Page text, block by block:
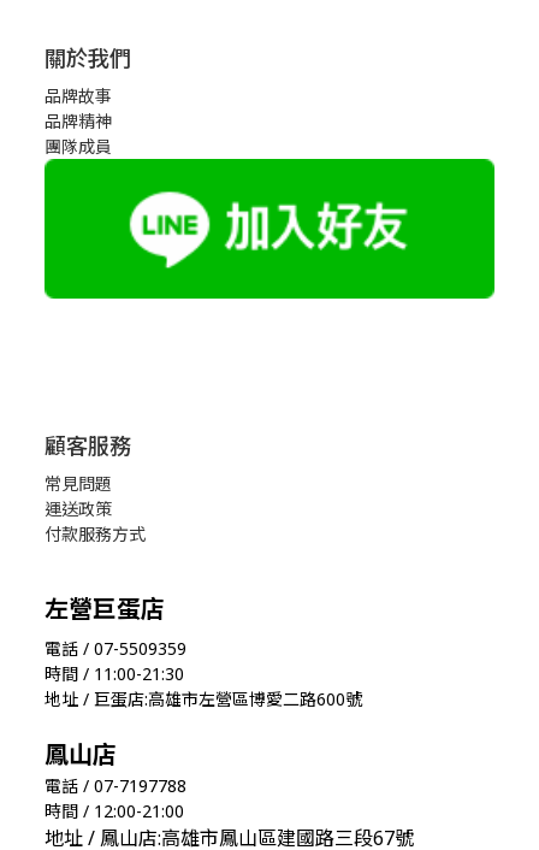
關於我們
品牌故事
品牌精神
團隊成員
顧客服務
常見問題
運送政策
付款服務方式
左營巨蛋店
電話 / 07-5509359
時間 / 11:00-21:30
地址 / 巨蛋店:高雄市左營區博愛二路600號
鳳山店
電話 / 07-7197788
時間 / 12:00-21:00
地址 / 鳳山店:高雄市鳳山區建國路三段67號